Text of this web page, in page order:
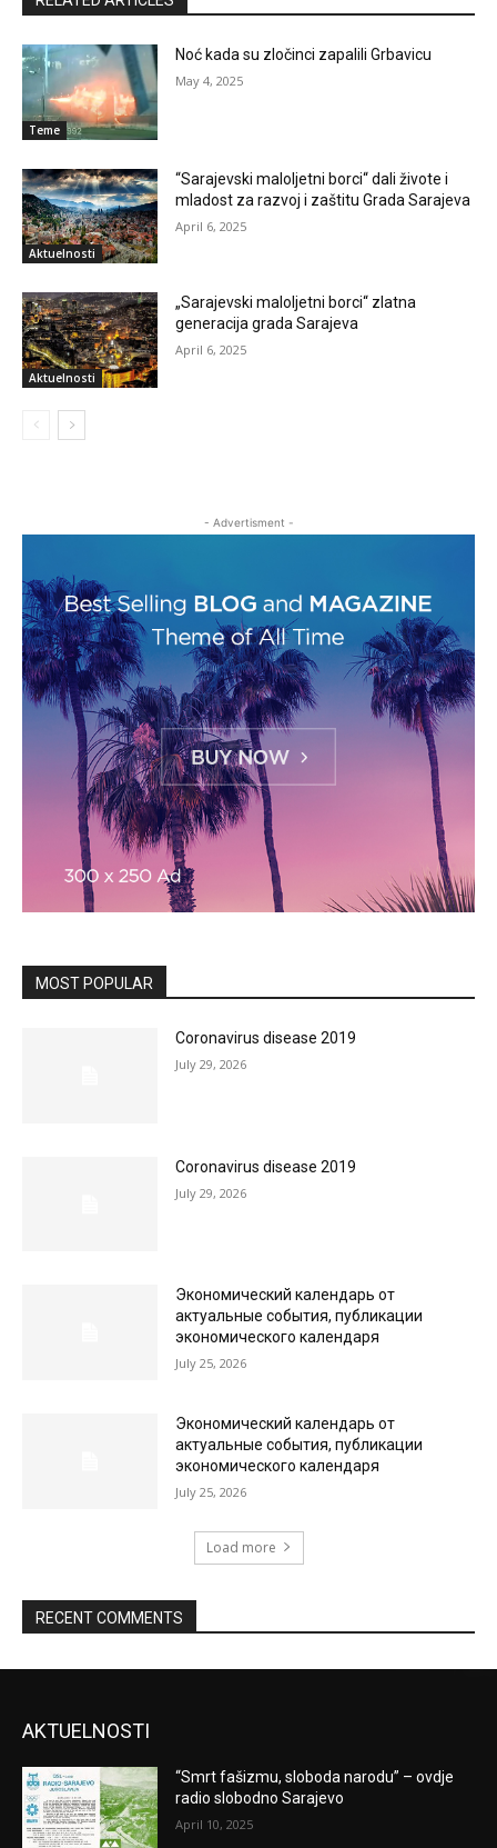
Teme
Noć kada su zločinci zapalili Grbavicu
May 4, 2025
Aktuelnosti
“Sarajevski maloljetni borci“ dali živote i
mladost za razvoj i zaštitu Grada Sarajeva
April 6, 2025
Aktuelnosti
„Sarajevski maloljetni borci“ zlatna
generacija grada Sarajeva
April 6, 2025
- Advertisment -
MOST POPULAR
Coronavirus disease 2019
July 29, 2026
Coronavirus disease 2019
July 29, 2026
Экономический календарь от
актуальные события, публикации
экономического календаря
July 25, 2026
Экономический календарь от
актуальные события, публикации
экономического календаря
July 25, 2026
Load more
RECENT COMMENTS
AKTUELNOSTI
“Smrt fašizmu, sloboda narodu” – ovdje
radio slobodno Sarajevo
April 10, 2025